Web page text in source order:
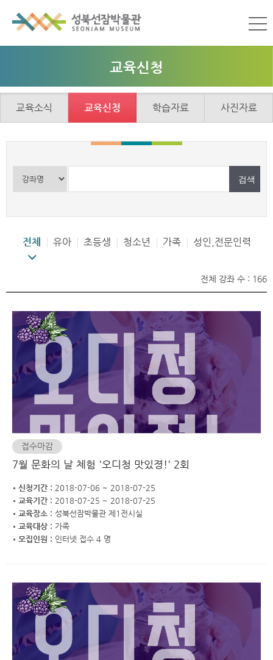
교육신청
교육소식 교육신청 학습자료 사진자료
전체 유아 초등생 청소년 가족 성인,전문인력
전체 강좌 수 : 166
접수마감
7월 문화의 날 체험 '오디청 맛있졍!' 2회
신청기간 : 2018-07-06 ~ 2018-07-25
교육기간 : 2018-07-25 ~ 2018-07-25
교육장소 : 성북선잠박물관 제1전시실
교육대상 : 가족
모집인원 : 인터넷 접수 4 명